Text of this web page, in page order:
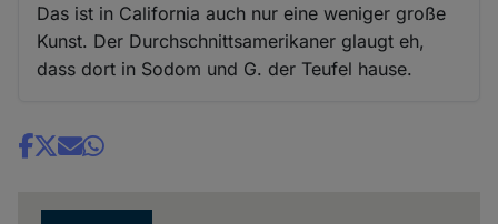
Das ist in California auch nur eine weniger große
Kunst. Der Durchschnittsamerikaner glaugt eh,
dass dort in Sodom und G. der Teufel hause.
Share